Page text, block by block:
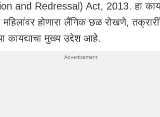
and Redressal) Act, 2013.हा
होणारा लैंगिक छळ रोखणे,
कायद्याचा मुख्य उद्देश आहे.